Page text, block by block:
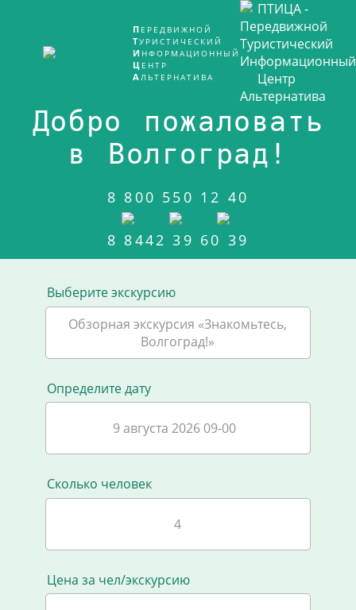
ПЕРЕДВИЖНОЙ
ТУРИСТИЧЕСКИЙ
ИНФОРМАЦИОННЫЙ
ЦЕНТР
АЛЬТЕРНАТИВА
Добро пожаловать
в Волгоград!
8 800 550 12 40
8 8442 39 60 39
Выберите экскурсию
Обзорная экскурсия «Знакомьтесь,
Волгоград!»
Определите дату
9 августа 2026 09-00
Сколько человек
Цена за чел/экскурсию